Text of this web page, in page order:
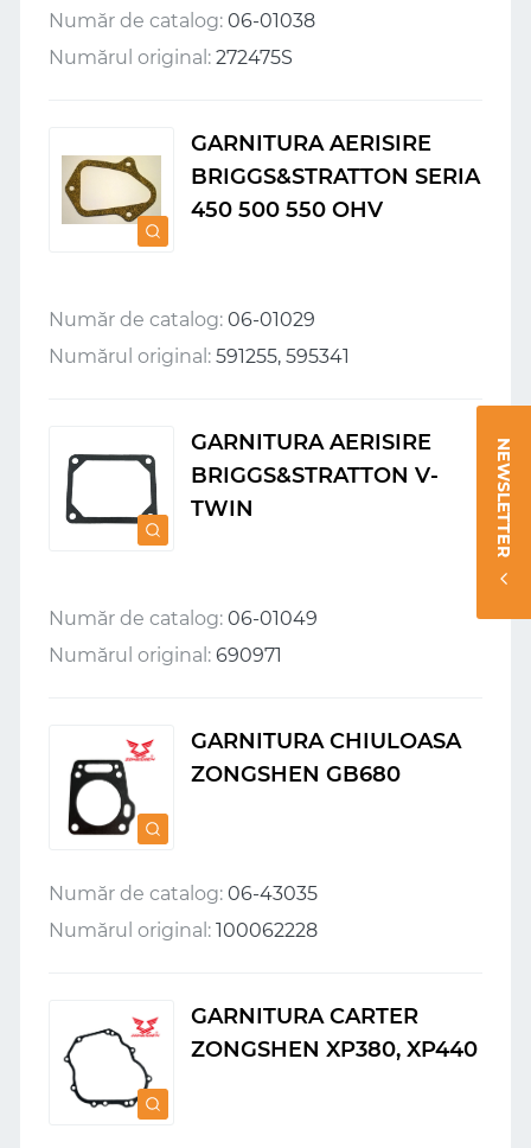
Număr de catalog: 06-01038
Numărul original: 272475S
GARNITURA AERISIRE
BRIGGS&STRATTON SERIA
450 500 550 OHV
Număr de catalog: 06-01029
Numărul original: 591255, 595341
GARNITURA AERISIRE
BRIGGS&STRATTON V-
TWIN
Număr de catalog: 06-01049
Numărul original: 690971
GARNITURA CHIULOASA
ZONGSHEN GB680
Număr de catalog: 06-43035
Numărul original: 100062228
GARNITURA CARTER
ZONGSHEN XP380, XP440
NEWSLETTER